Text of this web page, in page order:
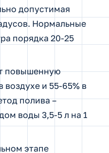
допустимая
Нормальные
порядка 20-25
повышенную
воздухе и 55-65% в
полива –
воды 3,5-5 л на 1
этапе